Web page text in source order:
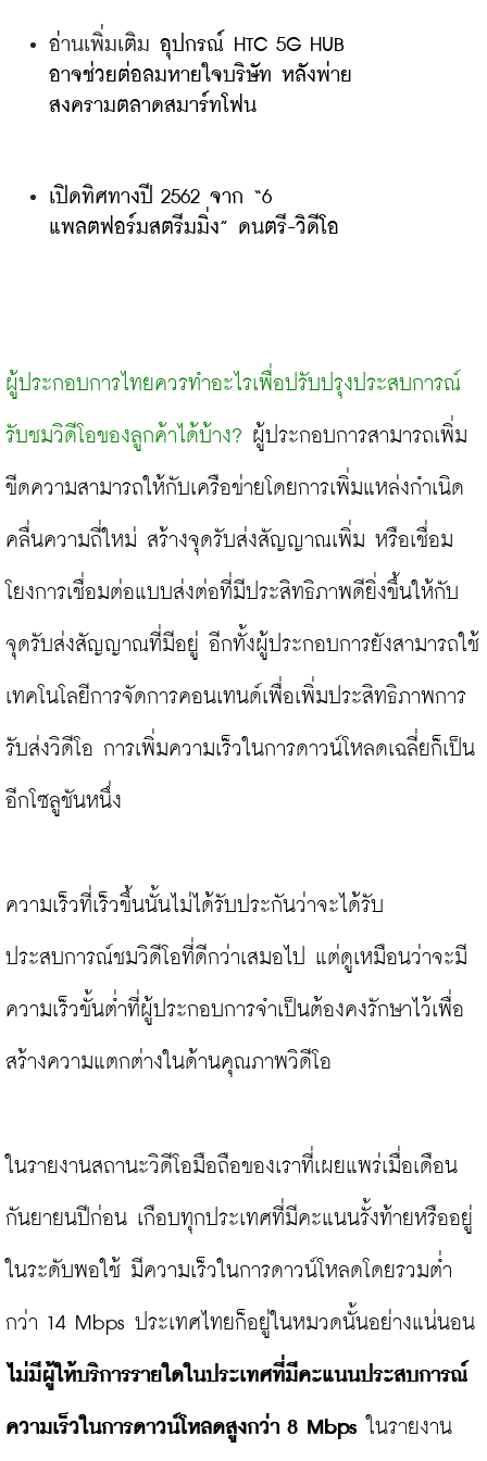
อ่านเพิ่มเติม อุปกรณ์ HTC 5G HUB
อาจช่วยต่อลมหายใจบริษัท หลังพ่าย
สงครามตลาดสมาร์ทโฟน
เปิดทิศทางปี 2562 จาก “6
แพลตฟอร์มสตรีมมิ่ง” ดนตรี-วิดีโอ
ผู้ประกอบการไทยควรทำอะไรเพื่อปรับปรุงประสบการณ์
รับชมวิดีโอของลูกค้าได้บ้าง? ผู้ประกอบการสามารถเพิ่ม
ขีดความสามารถให้กับเครือข่ายโดยการเพิ่มแหล่งกำเนิด
คลื่นความถี่ใหม่ สร้างจุดรับส่งสัญญาณเพิ่ม หรือเชื่อม
โยงการเชื่อมต่อแบบส่งต่อที่มีประสิทธิภาพดียิ่งขึ้นให้กับ
จุดรับส่งสัญญาณที่มีอยู่ อีกทั้งผู้ประกอบการยังสามารถใช้
เทคโนโลยีการจัดการคอนเทนด์เพื่อเพิ่มประสิทธิภาพการ
รับส่งวิดีโอ การเพิ่มความเร็วในการดาวน์โหลดเฉลี่ยก็เป็น
อีกโซลูชันหนึ่ง
ความเร็วที่เร็วขึ้นนั้นไม่ได้รับประกันว่าจะได้รับ
ประสบการณ์ชมวิดีโอที่ดีกว่าเสมอไป แต่ดูเหมือนว่าจะมี
ความเร็วขั้นต่ำที่ผู้ประกอบการจำเป็นต้องคงรักษาไว้เพื่อ
สร้างความแตกต่างในด้านคุณภาพวิดีโอ
ในรายงานสถานะวิดีโอมือถือของเราที่เผยแพร่เมื่อเดือน
กันยายนปีก่อน เกือบทุกประเทศที่มีคะแนนรั้งท้ายหรืออยู่
ในระดับพอใช้ มีความเร็วในการดาวน์โหลดโดยรวมต่ำ
ไม่มีผู้ให้บริการรายใดในประเทศที่มีคะแนนประสบการณ์
ความเร็วในการดาวน์โหลดสูงกว่า 8 Mbps ในรายงาน